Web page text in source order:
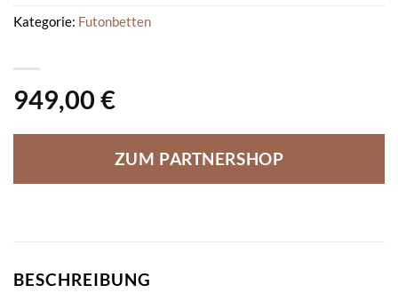
949,00 €
ZUM PARTNERSHOP
Kategorie: Futonbetten
BESCHREIBUNG